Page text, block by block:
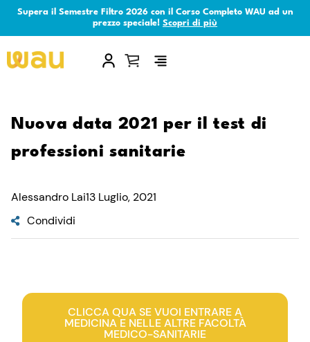
Supera il Semestre Filtro 2026 con il Corso Completo WAU ad un
prezzo speciale! Scopri di più
×
Nuova data 2021 per il test di
professioni sanitarie
Alessandro Lai13 Luglio, 2021
Condividi
CLICCA QUA SE VUOI ENTRARE A
MEDICINA E NELLE ALTRE FACOLTÀ
MEDICO-SANITARIE